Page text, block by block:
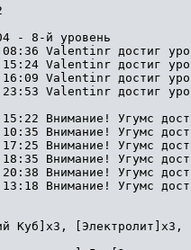
- 8-й уровень
Valentinr достиг
Valentinr достиг
Valentinr достиг
Valentinr достиг
Внимание! Угумс
Внимание! Угумс
Внимание! Угумс
Внимание! Угумс
Внимание! Угумс
Внимание! Угумс
Куб]x3, [Электролит]x3,